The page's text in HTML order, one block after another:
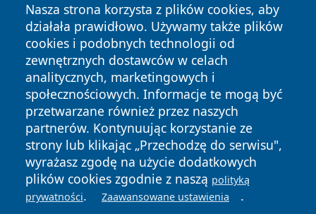
Nasza strona korzysta z plików cookies, aby
działała prawidłowo. Używamy także plików
cookies i podobnych technologii od
zewnętrznych dostawców w celach
analitycznych, marketingowych i
społecznościowych. Informacje te mogą być
przetwarzane również przez naszych
partnerów. Kontynuując korzystanie ze
strony lub klikając „Przechodzę do serwisu",
wyrażasz zgodę na użycie dodatkowych
plików cookies zgodnie z naszą polityką
prywatności. Zaawansowane ustawienia .
Copyright © 2026 portalzielonagora.pl Wszystkie prawa
zastrzeżone.
News Autorzy
Polityka
Prywatności
Polityka
Cookies